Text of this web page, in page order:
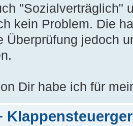
"Sozialverträglich"
kein Problem. Die
Überprüfung jedoch
Dir habe ich für